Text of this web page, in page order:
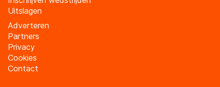
Uitslagen
Adverteren
Partners
Privacy
Cookies
Contact